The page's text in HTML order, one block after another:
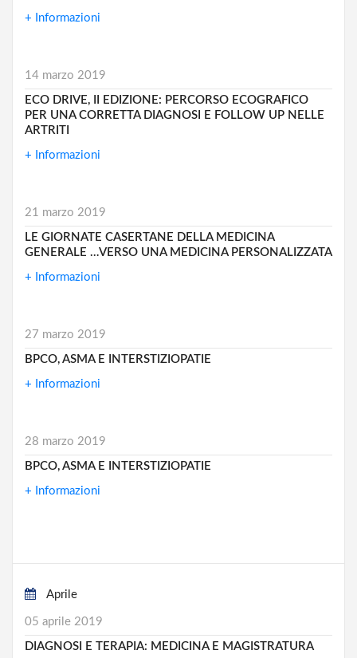
+ Informazioni
14 marzo 2019
ECO DRIVE, II EDIZIONE: PERCORSO ECOGRAFICO
PER UNA CORRETTA DIAGNOSI E FOLLOW UP NELLE
ARTRITI
+ Informazioni
21 marzo 2019
LE GIORNATE CASERTANE DELLA MEDICINA
GENERALE …VERSO UNA MEDICINA PERSONALIZZATA
+ Informazioni
27 marzo 2019
BPCO, ASMA E INTERSTIZIOPATIE
+ Informazioni
28 marzo 2019
BPCO, ASMA E INTERSTIZIOPATIE
+ Informazioni
Aprile
05 aprile 2019
DIAGNOSI E TERAPIA: MEDICINA E MAGISTRATURA